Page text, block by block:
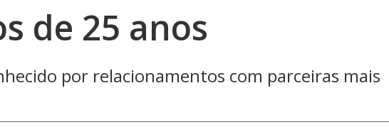
de 25 anos
por relacionamentos com parceiras mais